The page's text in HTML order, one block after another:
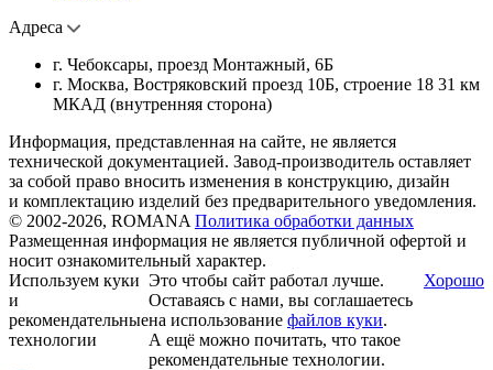
Адреса
г. Чебоксары, проезд Монтажный, 6Б
г. Москва, Востряковский проезд 10Б, строение 18 31 км
МКАД (внутренняя сторона)
Информация, представленная на сайте, не является
технической документацией. Завод-производитель оставляет
за собой право вносить изменения в конструкцию, дизайн
и комплектацию изделий без предварительного уведомления.
© 2002-2026, ROMANA Политика обработки данных
Размещенная информация не является публичной офертой и
носит ознакомительный характер.
Используем куки
и
рекомендательные
технологии
Это чтобы сайт работал лучше.
Оставаясь с нами, вы соглашаетесь
на использование файлов куки.
А ещё можно почитать, что такое
рекомендательные технологии.
Хорошо